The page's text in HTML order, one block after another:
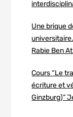
Une brique
Rabie Ben
Cours “Le
écriture et
Ginzburg)”